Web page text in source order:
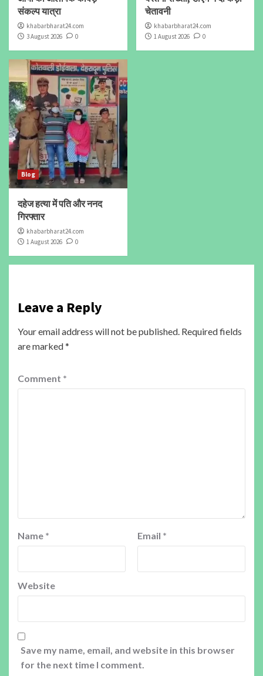
संकल्प यात्रा
khabarbharat24.com
3 August 2026
0
चेतावनी
khabarbharat24.com
1 August 2026
0
Blog
दहेज हत्या में पति और ननद
गिरफ्तार
khabarbharat24.com
1 August 2026
0
Leave a Reply
Your email address will not be published. Required fields
are marked*
Comment *
Name * Email *
Website
Save my name, email, and website in this browser
for the next time I comment.